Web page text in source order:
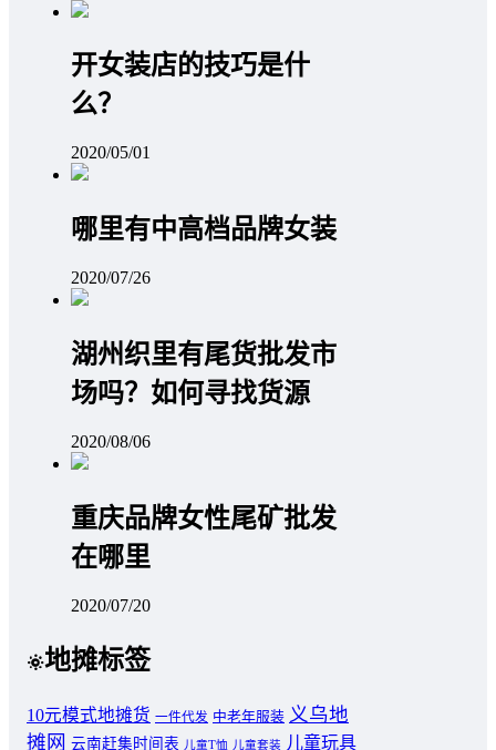
开女装店的技巧是什
么？
2020/05/01
哪里有中高档品牌女装
2020/07/26
湖州织里有尾货批发市
场吗？如何寻找货源
2020/08/06
重庆品牌女性尾矿批发
在哪里
2020/07/20
地摊标签
10元模式地摊货 一件代发 中老年服装 义乌地
摊网 云南赶集时间表 儿童T恤 儿童套装 儿童玩具